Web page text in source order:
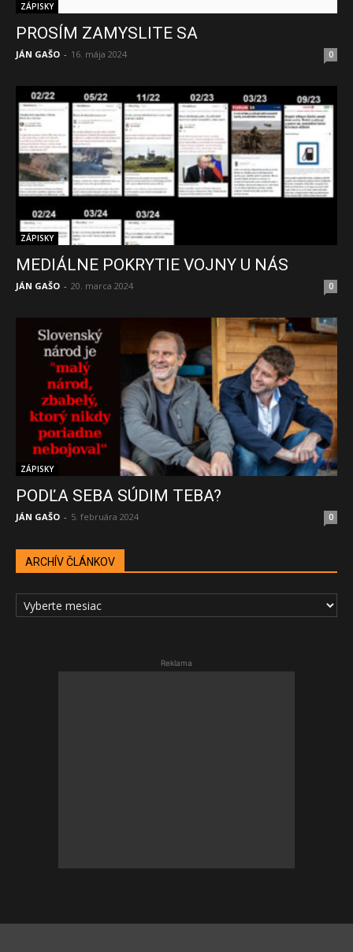
ZÁPISKY
PROSÍM ZAMYSLITE SA
JÁN GAŠO - 16. mája 2024 0
ZÁPISKY
MEDIÁLNE POKRYTIE VOJNY U NÁS
JÁN GAŠO - 20. marca 2024 0
ZÁPISKY
PODĽA SEBA SÚDIM TEBA?
JÁN GAŠO - 5. februára 2024 0
ARCHÍV ČLÁNKOV
ARCHÍV
ČLÁNKOV
Reklama